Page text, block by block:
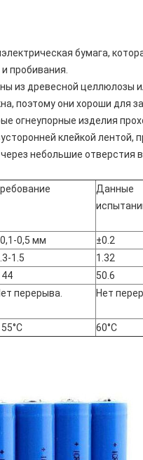
бумага,
пробивания.
из древесной
поэтому они хороши для
огнеупорные изделия
клейкой лентой,
небольшие отверстия
Данные
0,5 мм
±0.2
1.5
1.32
44
50.6
перерыва. Нет
55°C 60°C